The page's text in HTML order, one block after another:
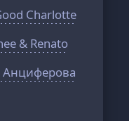
Charlotte
& Renato
Анциферова